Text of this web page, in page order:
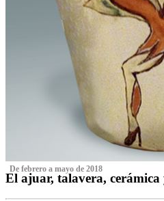
‌ De febrero a mayo de 2018
El ajuar, talavera,